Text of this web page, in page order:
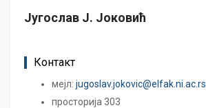
Југослав Ј. Јоковић
Контакт
мејл: jugoslav.jokovic@elfak.ni.ac.rs
просторија 303